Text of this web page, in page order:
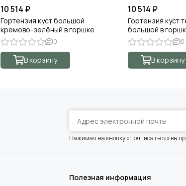
10 514 ₽
Гортензия куст большой
кремово-зелёный в горшке
0
В корзину
10 514 ₽
Гортензия куст
большой в
0
В корзину
Нажимая на кнопку «Подписаться» вы
Полезная информация